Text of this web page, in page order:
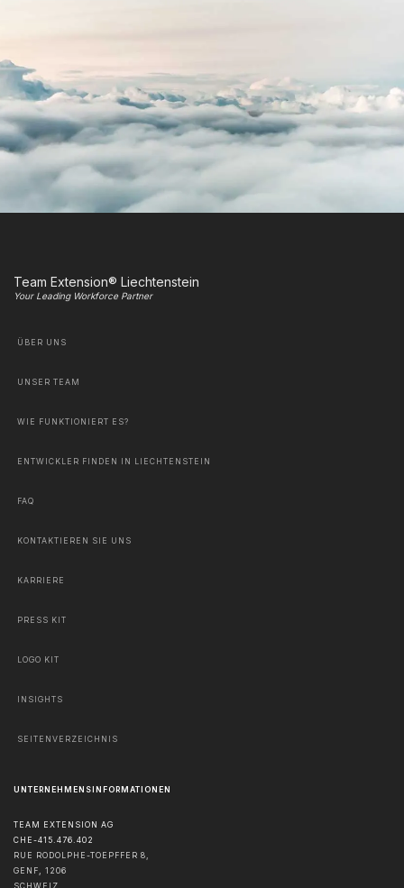
Team Extension® Liechtenstein
Your Leading Workforce Partner
ÜBER UNS
UNSER TEAM
WIE FUNKTIONIERT ES?
ENTWICKLER FINDEN IN LIECHTENSTEIN
FAQ
KONTAKTIEREN SIE UNS
KARRIERE
PRESS KIT
LOGO KIT
INSIGHTS
SEITENVERZEICHNIS
UNTERNEHMENSINFORMATIONEN
TEAM EXTENSION AG
CHE-415.476.402
RUE RODOLPHE-TOEPFFER 8,
GENF, 1206